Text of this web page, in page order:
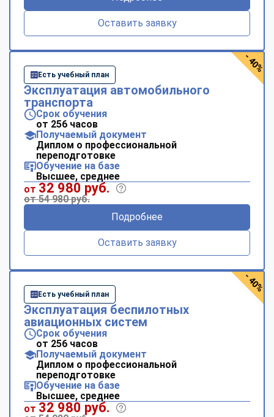
Оставить заявку
Есть учебный план
Эксплуатация автомобильного
транспорта
Срок обучения
от 256 часов
Получаемый документ
Диплом о профессиональной
переподготовке
Обучение на базе
Высшее, среднее
от 32 980 руб.
от 54 980 руб.
Подробнее
Оставить заявку
- 40%
Есть учебный план
Эксплуатация беспилотных
авиационных систем
Срок обучения
от 256 часов
Получаемый документ
Диплом о профессиональной
переподготовке
Обучение на базе
Высшее, среднее
от 32 980 руб.
- 40%